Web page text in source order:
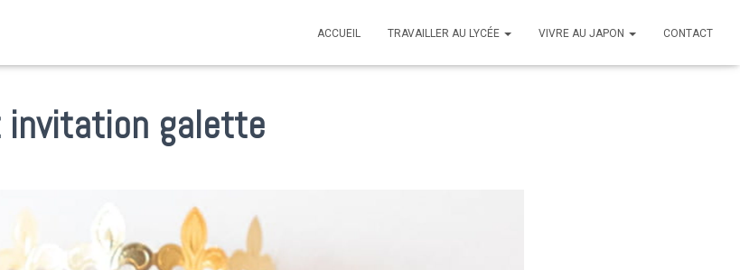
ACCUEIL TRAVAILLER AU LYCÉE VIVRE AU JAPON CONTACT
galette